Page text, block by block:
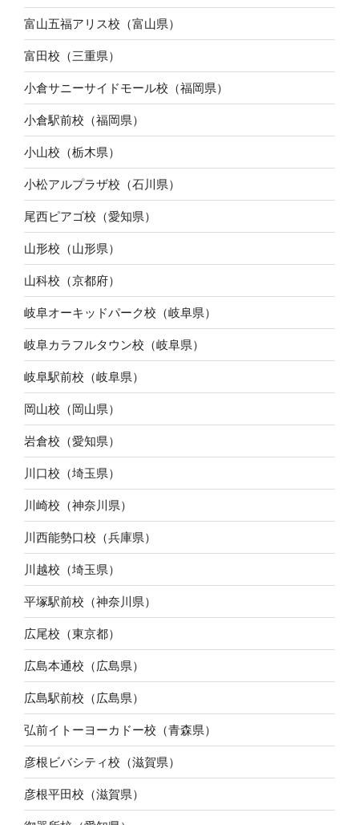
富山五福アリス校（富山県）
富田校（三重県）
小倉サニーサイドモール校（福岡県）
小倉駅前校（福岡県）
小山校（栃木県）
小松アルプラザ校（石川県）
尾西ピアゴ校（愛知県）
山形校（山形県）
山科校（京都府）
岐阜オーキッドパーク校（岐阜県）
岐阜カラフルタウン校（岐阜県）
岐阜駅前校（岐阜県）
岡山校（岡山県）
岩倉校（愛知県）
川口校（埼玉県）
川崎校（神奈川県）
川西能勢口校（兵庫県）
川越校（埼玉県）
平塚駅前校（神奈川県）
広尾校（東京都）
広島本通校（広島県）
広島駅前校（広島県）
弘前イトーヨーカドー校（青森県）
彦根ビバシティ校（滋賀県）
彦根平田校（滋賀県）